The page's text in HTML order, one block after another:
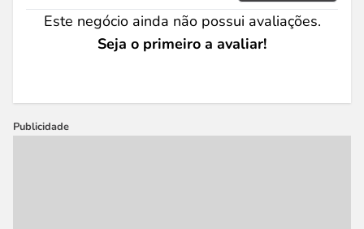
Este negócio ainda não possui avaliações.
Seja o primeiro a avaliar!
Publicidade